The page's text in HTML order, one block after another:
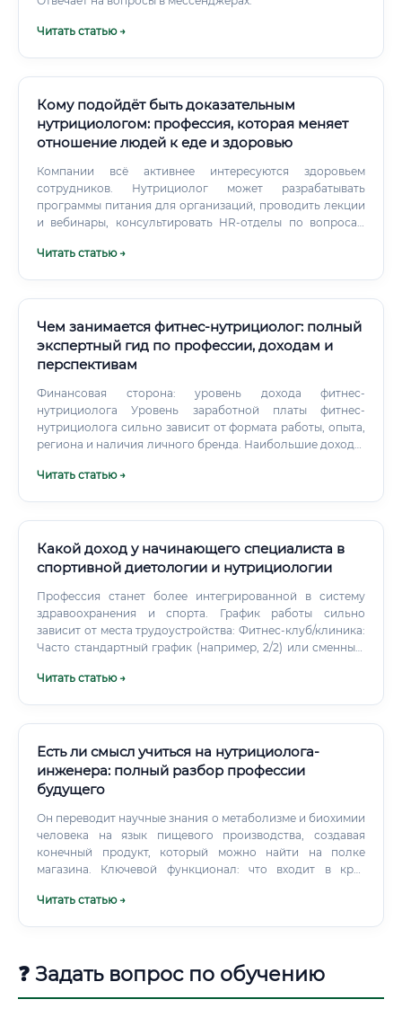
Читать статью →
Кому подойдёт быть доказательным
нутрициологом: профессия, которая меняет
отношение людей к еде и здоровью
Компании всё активнее интересуются здоровьем
сотрудников. Нутрициолог может разрабатывать
программы питания для организаций, проводить лекции
и вебинары, консультировать HR-отделы по вопросам
Читать статью →
Чем занимается фитнес-нутрициолог: полный
экспертный гид по профессии, доходам и
перспективам
Финансовая сторона: уровень дохода фитнес-
нутрициолога Уровень заработной платы фитнес-
нутрициолога сильно зависит от формата работы, опыта,
региона и наличия личного бренда. Наибольшие доходы,
и имеющих раскрученные социальные сети.
сегменте, где специалист не ограничен географией и
может работать с клиентами по всему миру.
Читать статью →
Какой доход у начинающего специалиста в
спортивной диетологии и нутрициологии
Профессия станет более интегрированной в систему
здравоохранения и спорта. График работы сильно
зависит от места трудоустройства: Фитнес-клуб/клиника:
Часто стандартный график (например, 2/2) или сменный,
есть свободное время. Постоянные выезды на сборы и
Читать статью →
Есть ли смысл учиться на нутрициолога-
инженера: полный разбор профессии
будущего
Он переводит научные знания о метаболизме и биохимии
человека на язык пищевого производства, создавая
конечный продукт, который можно найти на полке
магазина. Ключевой функционал: что входит в круг
Читать статью →
❓ Задать вопрос по обучению